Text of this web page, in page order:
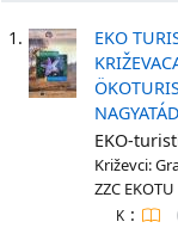
1.
EKO
EKO-
Križevci:
ZZC EKOTU
K :